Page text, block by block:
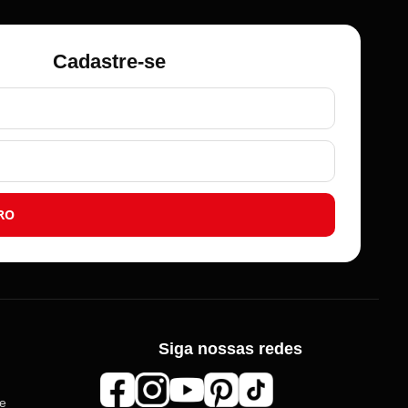
Roma Aviamentos
Online agora
Cadastre-se
Siga nossas redes